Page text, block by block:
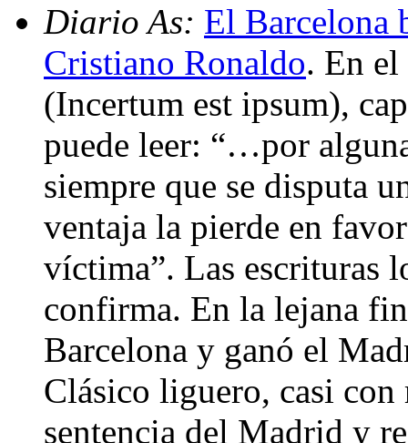
Diario As: El Barcelona
Cristiano Ronaldo. En
(Incertum est ipsum),
puede leer: “…por
siempre que se disputa
ventaja la pierde en
víctima”. Las escrituras
confirma. En la lejana
Barcelona y ganó el
Clásico liguero, casi con
sentencia del Madrid y